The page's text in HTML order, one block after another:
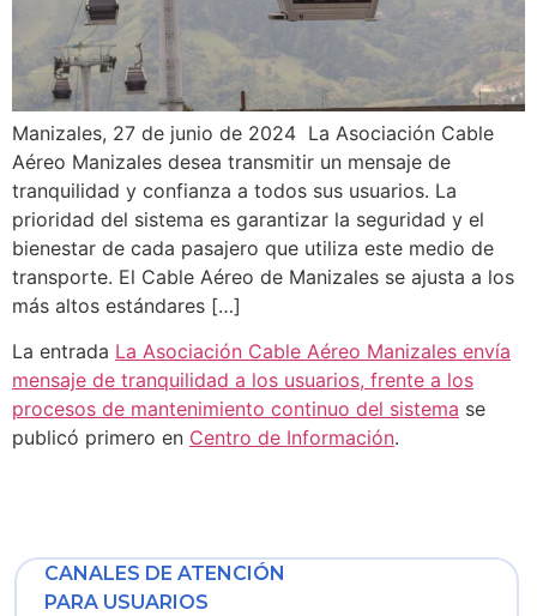
Manizales, 27 de junio de 2024 La Asociación Cable
Aéreo Manizales desea transmitir un mensaje de
tranquilidad y confianza a todos sus usuarios. La
prioridad del sistema es garantizar la seguridad y el
bienestar de cada pasajero que utiliza este medio de
transporte. El Cable Aéreo de Manizales se ajusta a los
más altos estándares […]
La entrada La Asociación Cable Aéreo Manizales envía
mensaje de tranquilidad a los usuarios, frente a los
procesos de mantenimiento continuo del sistema se
publicó primero en Centro de Información.
CANALES DE ATENCIÓN
PARA USUARIOS